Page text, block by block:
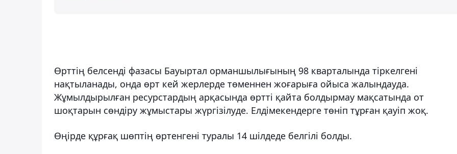
Өрттің белсенді фазасы Бауыртал орманшылығының 98 кварталында тіркелгені
нақтыланады, онда өрт кей жерлерде төменнен жоғарыға ойыса жалындауда.
Жұмылдырылған ресурстардың арқасында өртті қайта болдырмау мақсатында от
шоқтарын сөндіру жұмыстары жүргізілуде. Елдімекендерге төніп тұрған қауіп жоқ.
Өңірде құрғақ шөптің өртенгені туралы 14 шілдеде белгілі болды.